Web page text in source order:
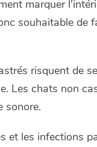
marquer
souhaitable
risquent de
Les chats non
sonore.
et les infections